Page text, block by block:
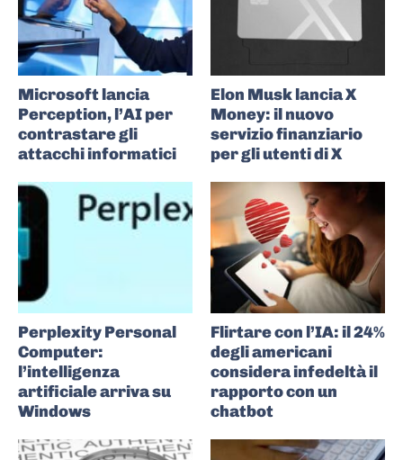
Microsoft lancia
Perception, l’AI per
contrastare gli
attacchi informatici
Elon Musk lancia X
Money: il nuovo
servizio finanziario
per gli utenti di X
Perplexity Personal
Computer:
l’intelligenza
artificiale arriva su
Windows
Flirtare con l’IA: il 24%
degli americani
considera infedeltà il
rapporto con un
chatbot